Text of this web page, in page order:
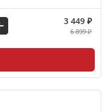
3 449 ₽
6 899 ₽